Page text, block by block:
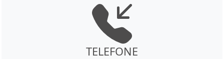
TELEFONE